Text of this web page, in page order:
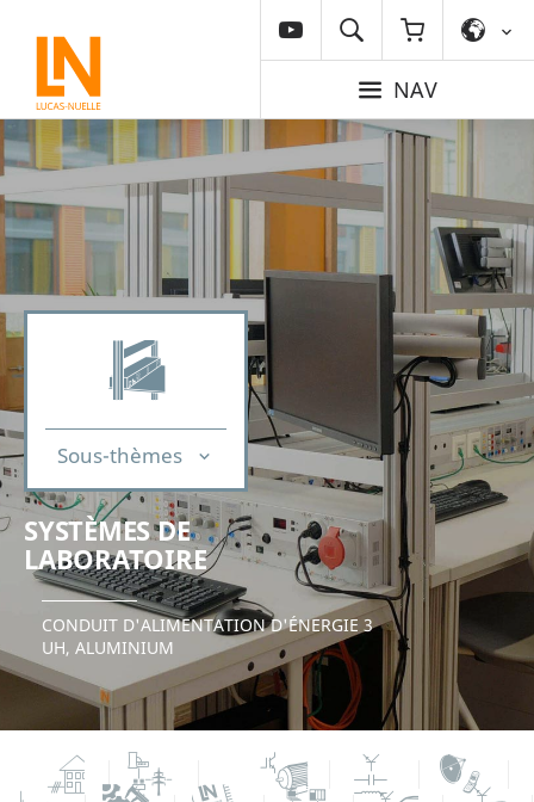
NAV
Sous-thèmes
SYSTÈMES DE
LABORATOIRE
CONDUIT D'ALIMENTATION D'ÉNERGIE 3
UH, ALUMINIUM